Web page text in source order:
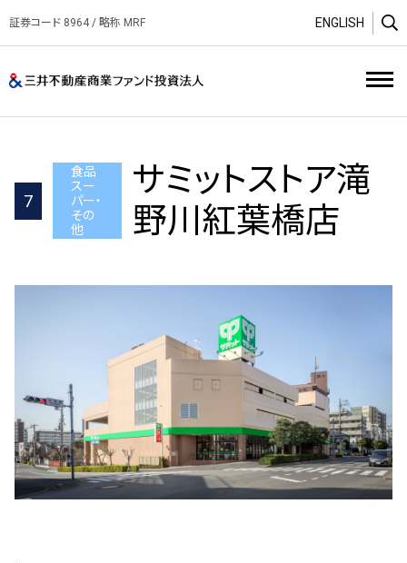
証券コード 8964 / 略称 MRF ENGLISH
7
食品
スー
パー・
その
他
サミットストア滝
野川紅葉橋店